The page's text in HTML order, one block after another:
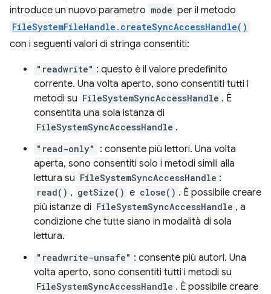
introduce un nuovo parametro mode per il metodo
FileSystemFileHandle.createSyncAccessHandle()
con i seguenti valori di stringa consentiti:
"readwrite" : questo è il valore predefinito
corrente. Una volta aperto, sono consentiti tutti i
metodi su FileSystemSyncAccessHandle . È
consentita una sola istanza di
FileSystemSyncAccessHandle .
"read-only"
: consente più lettori. Una volta
aperta, sono consentiti solo i metodi simili alla
lettura su FileSystemSyncAccessHandle :
read() , getSize() e close() . È possibile creare
più istanze di FileSystemSyncAccessHandle , a
condizione che tutte siano in modalità di sola
lettura.
"readwrite-unsafe" : consente più autori. Una
volta aperto, sono consentiti tutti i metodi su
FileSystemSyncAccessHandle . È possibile creare